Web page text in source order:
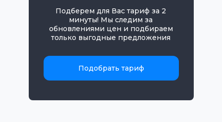
Подберем для Вас тариф за 2
минуты! Мы следим за
обновлениями цен и подбираем
только выгодные предложения
Подобрать тариф